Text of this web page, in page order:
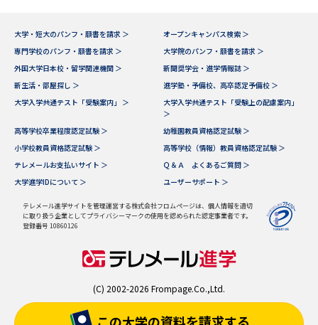
大学・短大のパンフ・願書を請求 ＞
オープンキャンパス検索 ＞
専門学校のパンフ・願書を請求 ＞
大学院のパンフ・願書を請求 ＞
外国大学日本校・留学関連機関 ＞
新聞奨学会・進学情報誌 ＞
新生活・部屋探し ＞
進学塾・予備校、高卒認定予備校 ＞
大学入学共通テスト「受験案内」 ＞
大学入学共通テスト「受験上の配慮案内」
＞
高等学校卒業程度認定試験 ＞
幼稚園教員資格認定試験 ＞
小学校教員資格認定試験 ＞
高等学校（情報）教員資格認定試験 ＞
テレメールお支払いサイト ＞
Ｑ＆Ａ よくあるご質問 ＞
大学進学IDについて ＞
ユーザーサポート ＞
テレメール進学サイトを管理運営する株式会社フロムページは、個人情報を適切
に取り扱う企業としてプライバシーマークの使用を認められた認定事業者です。
登録番号 10860126
(C) 2002-2026 Frompage.Co.,Ltd.